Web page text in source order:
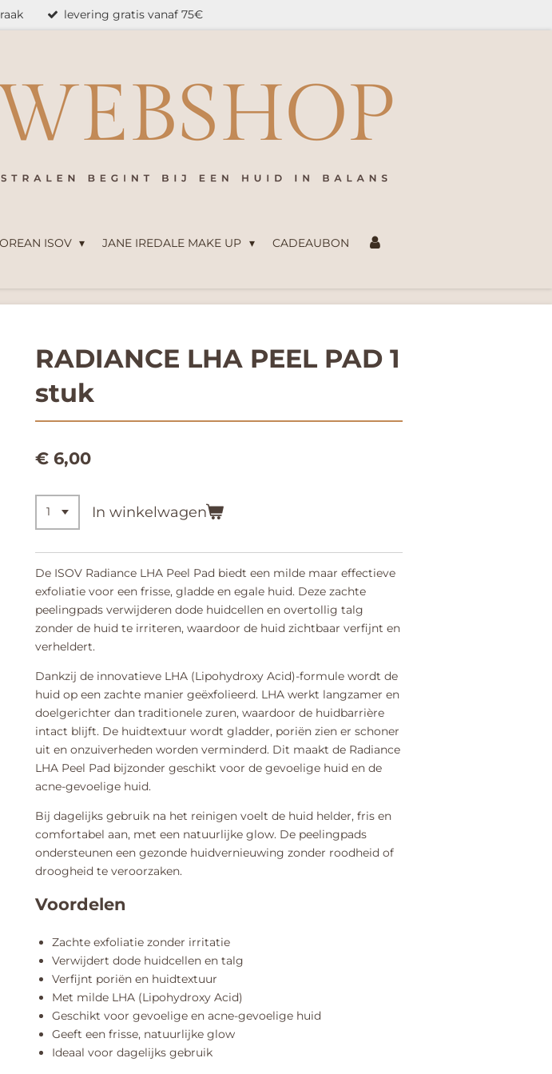
levering gratis vanaf 75€
ISOV JANE IREDALE MAKE UP CADEAUBON
RADIANCE LHA PEEL PAD 1
stuk
€ 6,00
In winkelwagen
De ISOV Radiance LHA Peel Pad biedt een milde maar effectieve
exfoliatie voor een frisse, gladde en egale huid. Deze zachte
peelingpads verwijderen dode huidcellen en overtollig talg
zonder de huid te irriteren, waardoor de huid zichtbaar verfijnt en
verheldert.
Dankzij de innovatieve LHA (Lipohydroxy Acid)-formule wordt de
huid op een zachte manier geëxfolieerd. LHA werkt langzamer en
doelgerichter dan traditionele zuren, waardoor de huidbarrière
intact blijft. De huidtextuur wordt gladder, poriën zien er schoner
uit en onzuiverheden worden verminderd. Dit maakt de Radiance
LHA Peel Pad bijzonder geschikt voor de gevoelige huid en de
acne-gevoelige huid.
Bij dagelijks gebruik na het reinigen voelt de huid helder, fris en
comfortabel aan, met een natuurlijke glow. De peelingpads
ondersteunen een gezonde huidvernieuwing zonder roodheid of
droogheid te veroorzaken.
Voordelen
Zachte exfoliatie zonder irritatie
Verwijdert dode huidcellen en talg
Verfijnt poriën en huidtextuur
Met milde LHA (Lipohydroxy Acid)
Geschikt voor gevoelige en acne-gevoelige huid
Geeft een frisse, natuurlijke glow
Ideaal voor dagelijks gebruik